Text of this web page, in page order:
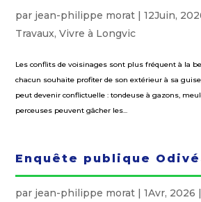
par jean-philippe morat |12Juin,
Travaux,Vivre à Longvic
Les conflits de voisinages sont plus fréquent à la
chacun souhaite profiter de son extérieur à sa
peut devenir conflictuelle : tondeuse à gazons,
perceuses peuvent gâcher les...
Enquête publique
par jean-philippe morat |1Avr, 2026